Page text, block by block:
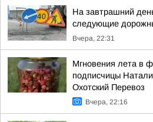
На завтрашний
следующие
Вчера, 22:31
Мгновения лета в
подписчицы
Охотский Перевоз
Вчера, 22:16